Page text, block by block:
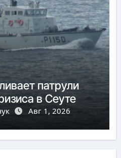
патрули
в Сеуте
Авг 1, 2026